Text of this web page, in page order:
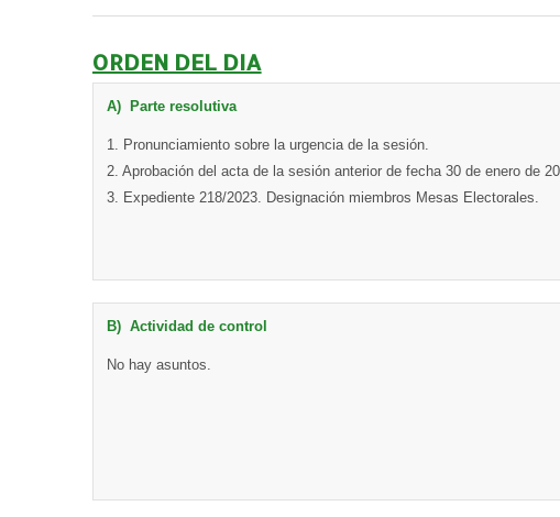
ORDEN DEL DIA
A) Parteresolutiva
1. Pronunciamiento sobre la urgencia de la sesión.
2. Aprobación del acta de la sesión anterior de fecha 30 de enero de
3. Expediente 218/2023. Designación miembros Mesas Electorales.
B) Actividad de control
No hay asuntos.